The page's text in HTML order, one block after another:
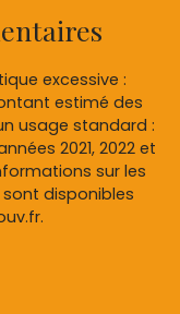
excessive :
estimé des
usage standard :
2021, 2022 et
sur les
disponibles